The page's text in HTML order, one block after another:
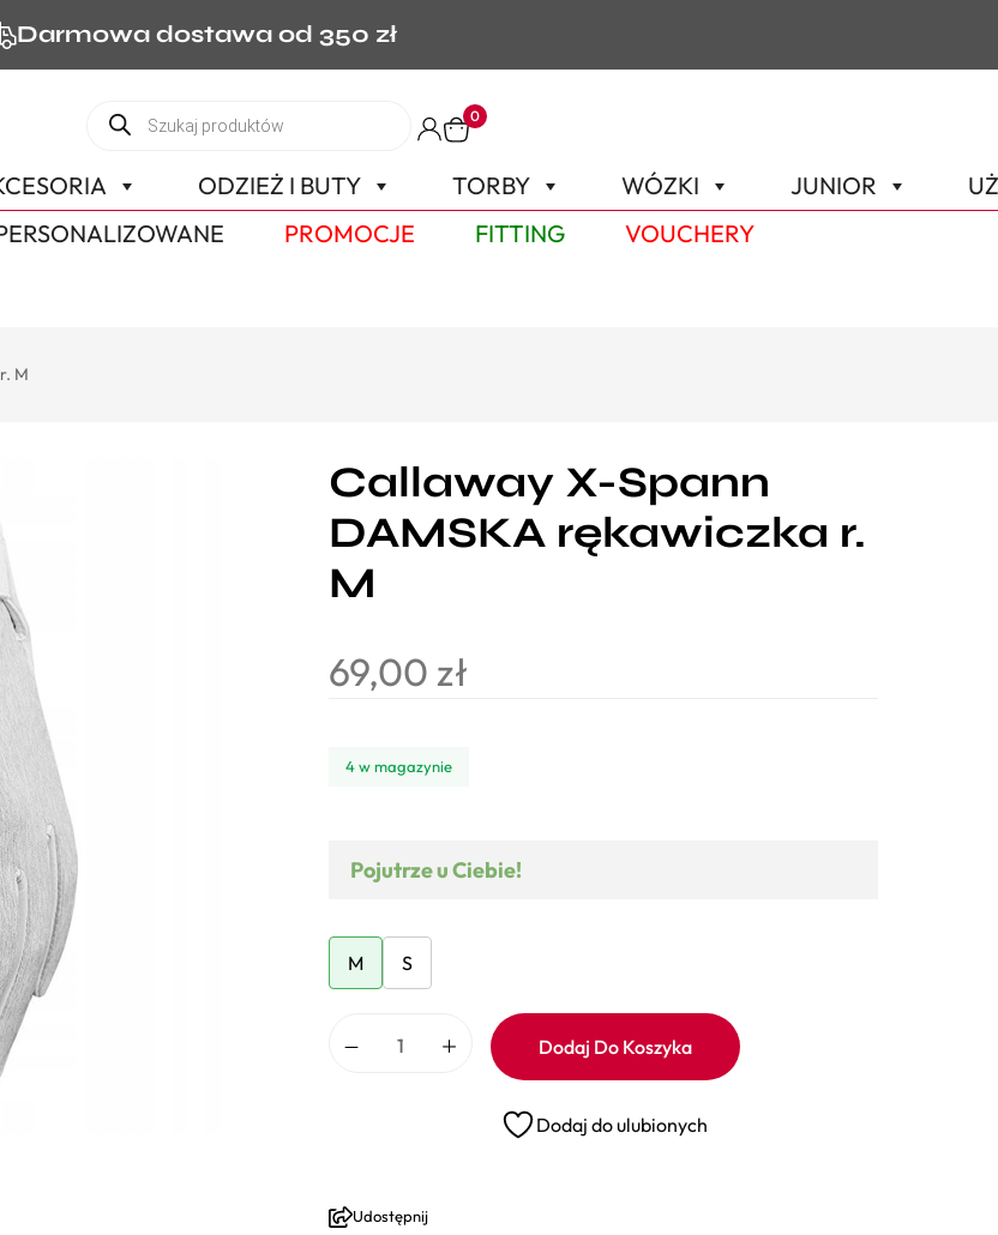
Darmowa dostawa od 350 zł
0
ODZIEŻ I BUTY TORBY WÓZKI JUNIOR
PROMOCJE FITTING VOUCHERY
M
Callaway X-Spann
DAMSKA rękawiczka r.
M
69,00 zł
4 w magazynie
Pojutrze u Ciebie!
M S
Dodaj Do Koszyka
Dodaj do ulubionych
Udostępnij